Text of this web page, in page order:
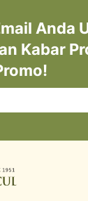
Anda
Kabar